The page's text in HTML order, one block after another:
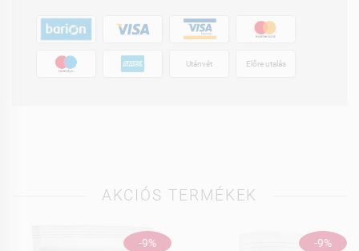
Utánvét Előre utalás
AKCIÓS TERMÉKEK
-9% -9%